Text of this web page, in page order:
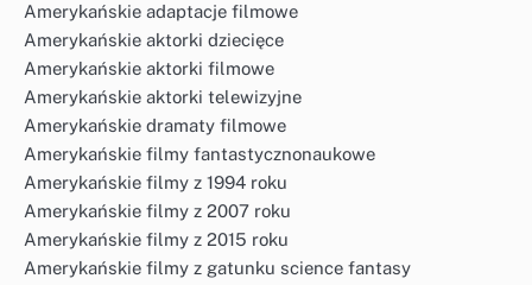
Amerykańskie adaptacje filmowe
Amerykańskie aktorki dziecięce
Amerykańskie aktorki filmowe
Amerykańskie aktorki telewizyjne
Amerykańskie dramaty filmowe
Amerykańskie filmy fantastycznonaukowe
Amerykańskie filmy z 1994 roku
Amerykańskie filmy z 2007 roku
Amerykańskie filmy z 2015 roku
Amerykańskie filmy z gatunku science fantasy